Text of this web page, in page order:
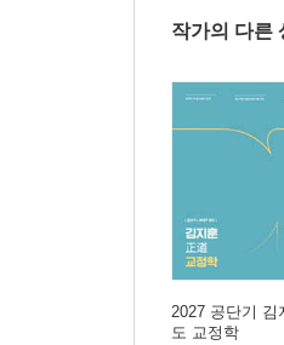
제8절 수용자 상
제3장 교정교화
제4장 교도작업과
제2절 사형확정자
제6장 시설 내 처
제5편 교정처우
작가의 다른
2027 공단기 김
도 교정학